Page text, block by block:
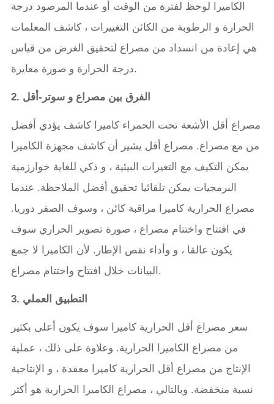
الكاميرا لوحظ لفترة من الوقت أو عندما المرصود درجة
الحرارة و الرطوبة من الكائن التغييرات ، كاشف المعلمات
هي إعادة من انسداد من مصراع لتحقيق الغرض من قياس
درجة الحرارة و صورة معايرة.
2. الفرق بين مصراع و سوتر-أقل
مصراع أقل الأشعة تحت الحمراء كاميرا كاشف يؤدي أفضل
من مع مصراع. مصراع أقل يشير أن كاشف مجهزة الكاميرا
يمكن التكيف مع التغيرات البيئية ، و ذكي للغاية خوارزمية
البرمجيات يمكن تلقائيا تحقيق أفضل الملاحظة. عندما
مصراع الحرارية كاميرا مراقبة كائن ، وسوف الصفر دوريا.
في افتتاح واختتام مصراع ، صورة تصوير الحراري سوف
يكون عالقا ، و وأداء نقص الإطار. لأن الكاميرا لا جمع
البيانات خلال افتتاح واختتام مصراع.
3. التطبيق العملي
سعر مصراع أقل الحرارية كاميرا سوف يكون أعلى بكثير
من مصراع الكاميرا الحرارية. وعلاوة على ذلك ، عملية
الإنتاج من مصراع أقل الحرارية كاميرا معقدة ، و الإنتاجية
نسبة منخفضة. وبالتالي ، مصراع الكاميرا الحرارية هو أكثر